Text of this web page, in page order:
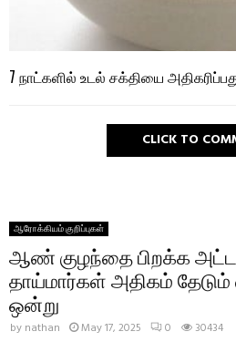
7 நாட்களில் உடல் சக்தியை
CLICK TO
ஆரோக்கியம் குறிப்புகள்
ஆண் குழந்தை பிறக்க
தாய்மார்கள் அதிகம்
ஒன்று
by nathan May 17, 2025 0 30434